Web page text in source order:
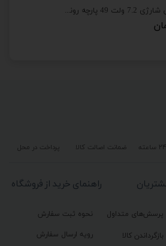
کیت پیچگوشتی شارژی 7.2 ولت 49 پارچه رونیکس مدل 8572
پرداخت در محل ضمانت اصالت کالا
راهنمای خرید از فروشگاه
نحوه ثبت سفارش
رویه ارسال سفارش
پرسش‌های متداول
کالا